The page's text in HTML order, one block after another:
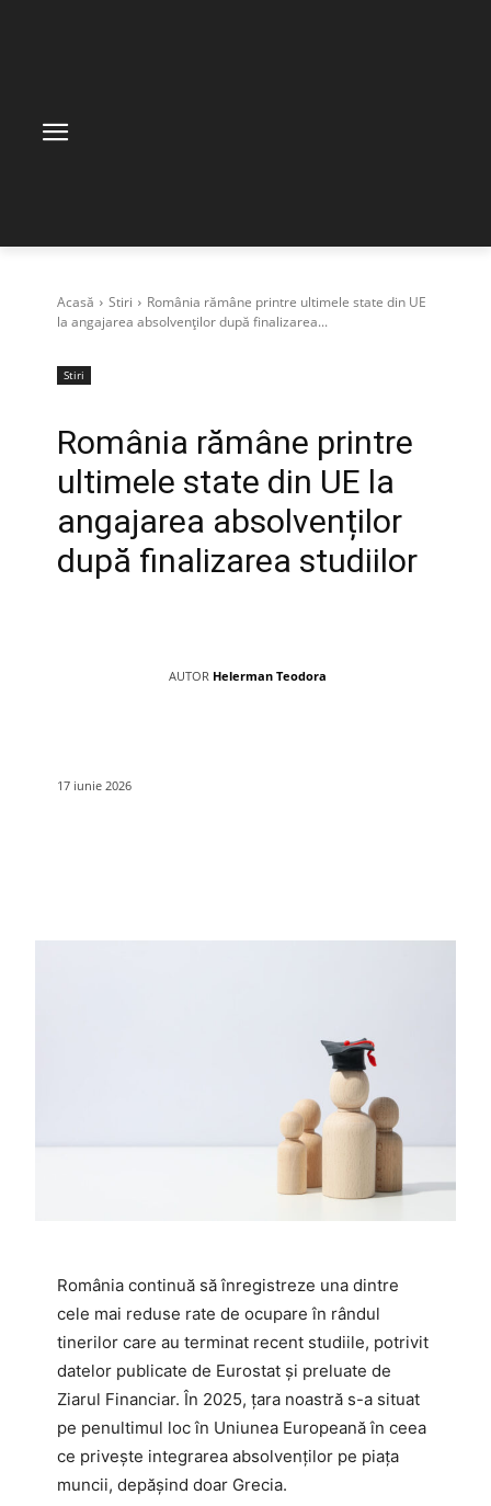
Acasă Stiri
România rămâne printre ultimele state din UE
la angajarea absolvenților după finalizarea...
Stiri
România rămâne printre
ultimele state din UE la
angajarea absolvenților
după finalizarea studiilor
AUTOR Helerman Teodora
17 iunie 2026
România continuă să înregistreze una dintre
cele mai reduse rate de ocupare în rândul
tinerilor care au terminat recent studiile, potrivit
datelor publicate de Eurostat și preluate de
Ziarul Financiar. În 2025, țara noastră s-a situat
pe penultimul loc în Uniunea Europeană în ceea
ce privește integrarea absolvenților pe piața
muncii, depășind doar Grecia.